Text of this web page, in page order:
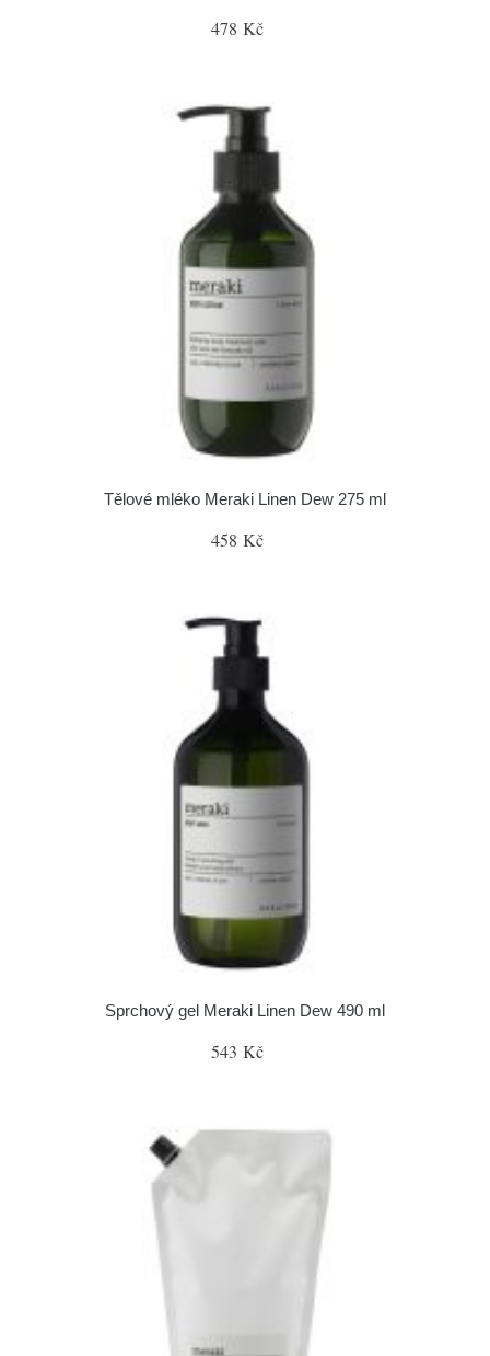
478 Kč
Tělové mléko Meraki Linen Dew 275 ml
458 Kč
Sprchový gel Meraki Linen Dew 490 ml
543 Kč